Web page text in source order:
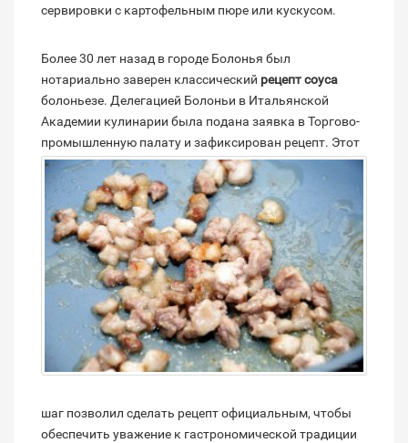
сервировки с картофельным пюре или кускусом.
Более 30 лет назад в городе Болонья был
нотариально заверен классический рецепт соуса
болоньезе. Делегацией Болоньи в Итальянской
Академии кулинарии была подана заявка в Торгово-
промышленную палату и зафиксирован рецепт. Этот
шаг позволил сделать рецепт официальным, чтобы
обеспечить уважение к гастрономической традиции